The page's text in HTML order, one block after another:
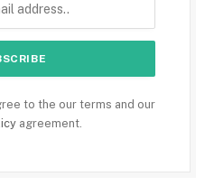
to the our terms and our
agreement.